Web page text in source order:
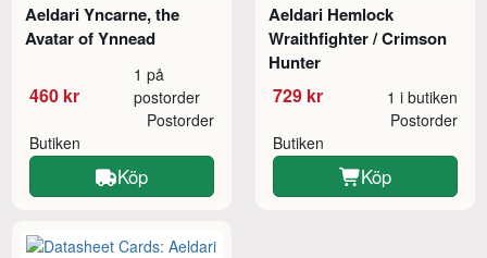
Aeldari Yncarne, the
Avatar of Ynnead
460 kr
1 på
postorder
Butiken
Postorder
Köp
Aeldari Hemlock
Wraithfighter / Crimson
Hunter
729 kr 1 i butiken
Butiken
Postorder
Köp